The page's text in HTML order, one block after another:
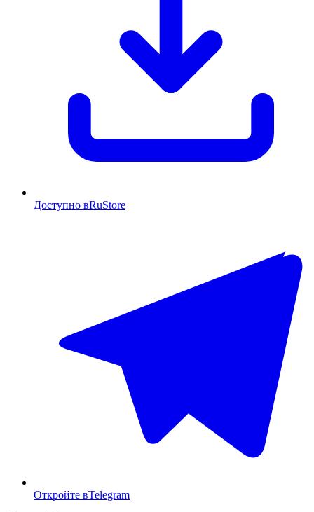
Доступно вRuStore
Откройте вTelegram